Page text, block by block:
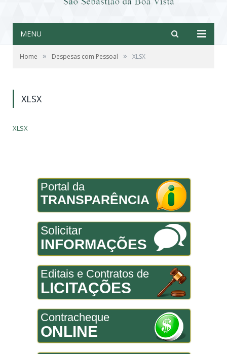
MENU
Home » Despesas com Pessoal » XLSX
XLSX
XLSX
Portal da
TRANSPARÊNCIA
Solicitar
INFORMAÇÕES
Editais e Contratos de
LICITAÇÕES
Contracheque
ONLINE